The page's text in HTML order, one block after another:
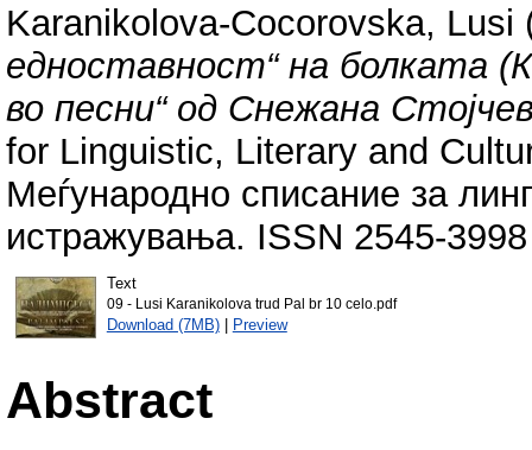
Karanikolova-Cocorovska, Lusi
едноставност“ на болката
во песни“ од Снежана
for Linguistic, Literary and
Меѓународно списание за
истражувања. ISSN 2545-3998
Text
09 - Lusi Karanikolova trud Pal br 10 celo.pdf
Download (7MB)| Preview
Abstract